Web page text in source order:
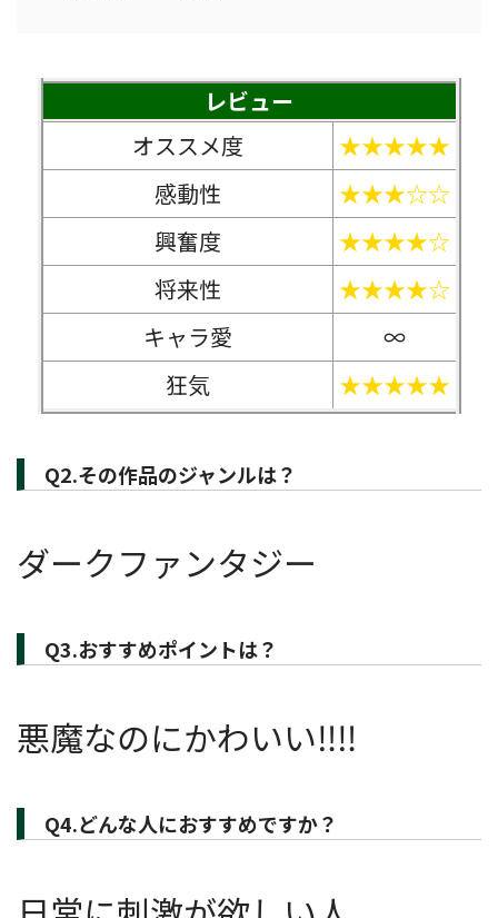
レビュー
オススメ度
★★★★★
感動性
★★★☆☆
興奮度
★★★★☆
将来性
★★★★☆
キャラ愛
∞
狂気
★★★★★
Q2.その作品のジャンルは？
ダークファンタジー
Q3.おすすめポイントは？
悪魔なのにかわいい‼‼
Q4.どんな人におすすめですか？